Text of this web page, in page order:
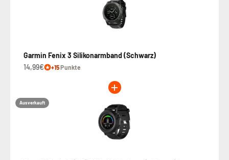
Garmin Fenix 3 Silikonarmband (Schwarz)
14,99€
+15Punkte
Ausverkauft